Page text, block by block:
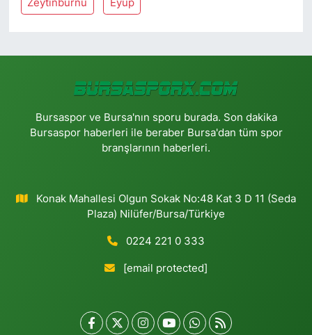
Zeytinburnu Eyüp
Bursaspor ve Bursa'nın sporu burada. Son dakika
Bursaspor haberleri ile beraber Bursa'dan tüm spor
branşlarının haberleri.
Konak Mahallesi Olgun Sokak No:48 Kat 3 D 11 (Seda
Plaza) Nilüfer/Bursa/Türkiye
0224 221 0 333
[email protected]